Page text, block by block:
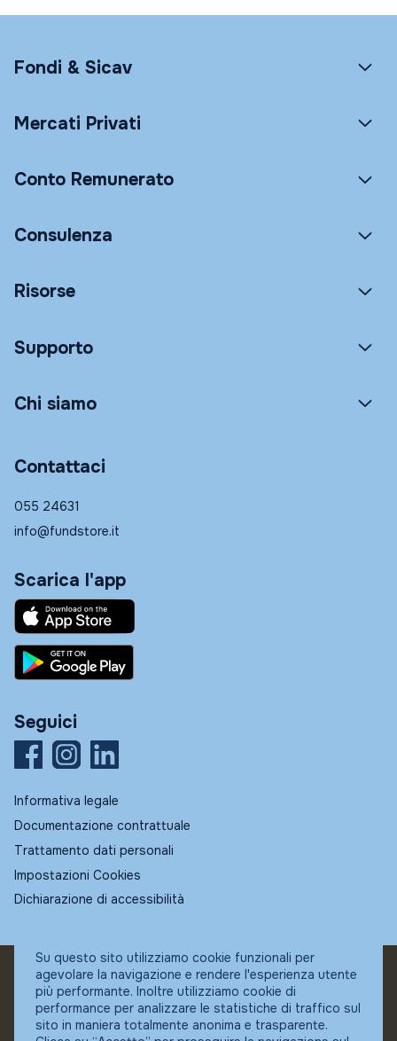
Fondi & Sicav
Mercati Privati
Conto Remunerato
Consulenza
Risorse
Supporto
Chi siamo
Contattaci
055 24631
info@fundstore.it
Scarica l'app
Seguici
Informativa legale
Documentazione contrattuale
Trattamento dati personali
Impostazioni Cookies
Dichiarazione di accessibilità
© Fundstore
Collocatore autorizzato:
Banca Ifigest SpA
P.Iva: 04337180485
Su questo sito utilizziamo cookie funzionali per
agevolare la navigazione e rendere l'esperienza utente
più performante. Inoltre utilizziamo cookie di
performance per analizzare le statistiche di traffico sul
sito in maniera totalmente anonima e trasparente.